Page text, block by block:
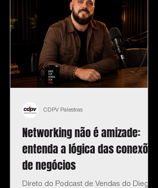
Networking não é amizade:
entenda a lógica das conexões
de negócios
Direto do Podcast de Vendas do Diego
CDPV Palestras